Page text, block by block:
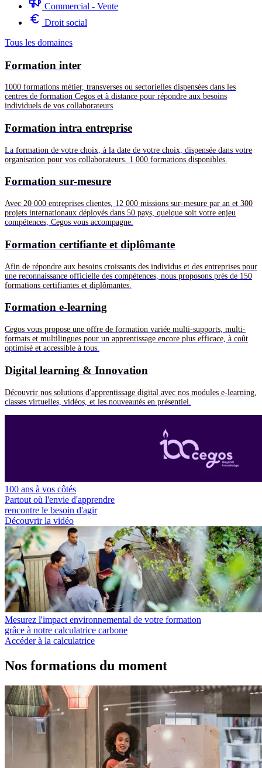
Commercial - Vente
Droit social
Tous les domaines
Formation inter
1000 formations métier, transverses ou sectorielles dispensées dans les
centres de formation Cegos et à distance pour répondre aux besoins
individuels de vos collaborateurs
Formation intra entreprise
La formation de votre choix, à la date de votre choix, dispensée dans votre
organisation pour vos collaborateurs. 1 000 formations disponibles.
Formation sur-mesure
Avec 20 000 entreprises clientes, 12 000 missions sur-mesure par an et 300
projets internationaux déployés dans 50 pays, quelque soit votre enjeu
compétences, Cegos vous accompagne.
Formation certifiante et diplômante
Afin de répondre aux besoins croissants des individus et des entreprises pour
une reconnaissance officielle des compétences, nous proposons près de 150
formations certifiantes et diplômantes.
Formation e-learning
Cegos vous propose une offre de formation variée multi-supports, multi-
formats et multilingues pour un apprentissage encore plus efficace, à coût
optimisé et accessible à tous.
Digital learning & Innovation
Découvrir nos solutions d'apprentissage digital avec nos modules e-learning,
classes virtuelles, vidéos, et les nouveautés en présentiel.
100 ans à vos côtés
Partout où l'envie d'apprendre
rencontre le besoin d'agir
Découvrir la vidéo
Mesurez l'impact environnemental de votre formation
grâce à notre calculatrice carbone
Accéder à la calculatrice
Nos formations du moment